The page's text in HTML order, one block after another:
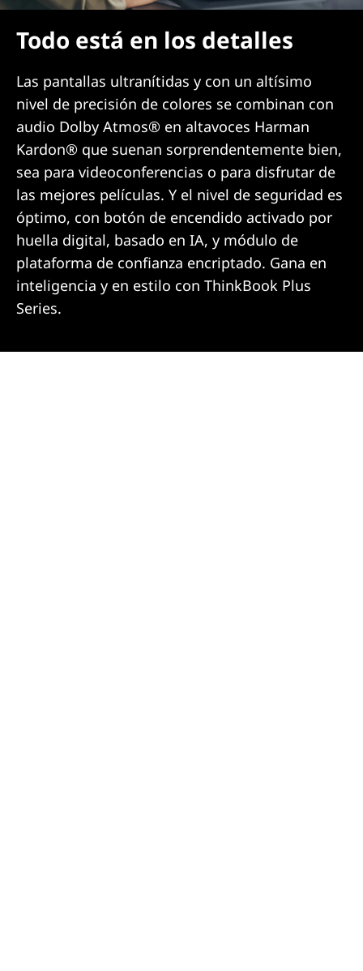
Todo está en los detalles
Las pantallas ultranítidas y con un altísimo
nivel de precisión de colores se combinan con
audio Dolby Atmos® en altavoces Harman
Kardon® que suenan sorprendentemente bien,
sea para videoconferencias o para disfrutar de
las mejores películas. Y el nivel de seguridad es
óptimo, con botón de encendido activado por
huella digital, basado en IA, y módulo de
plataforma de confianza encriptado. Gana en
inteligencia y en estilo con ThinkBook Plus
Series.